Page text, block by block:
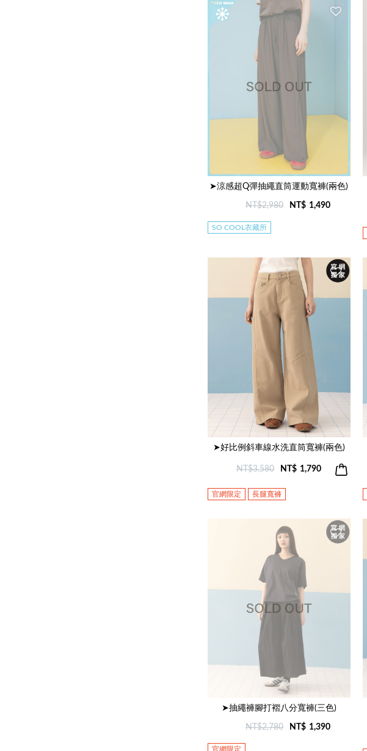
➤涼感超Q彈抽繩直筒運動寬褲(兩色)
NT$2,980 NT$ 1,490
SO COOL衣藏所
➤好比例斜車線水洗直筒寬褲(兩色)
NT$3,580 NT$ 1,790
官網限定 長腿寬褲
➤抽繩褲腳打褶八分寬褲(三色)
NT$2,780 NT$ 1,390
官網限定